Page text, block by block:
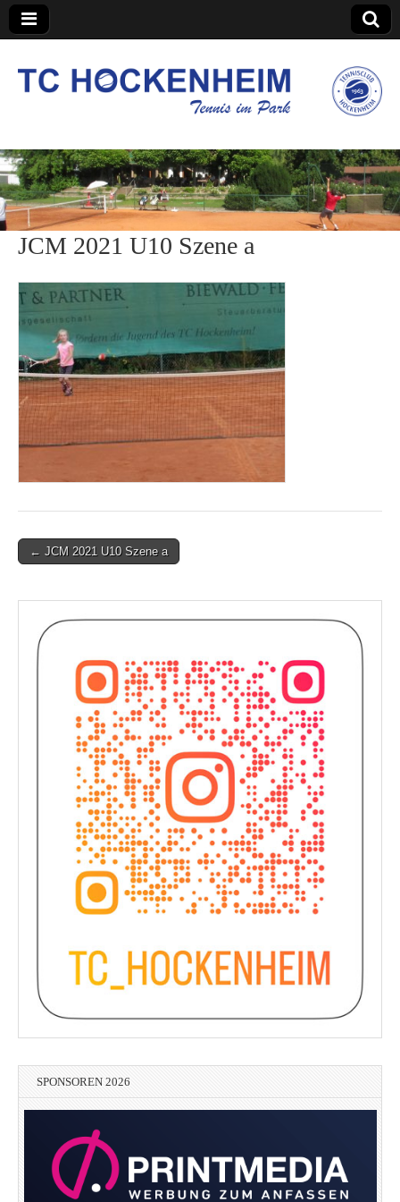
TC Hockenheim
JCM 2021 U10 Szene a
Post← JCM 2021 U10 Szene a
SPONSOREN 2026